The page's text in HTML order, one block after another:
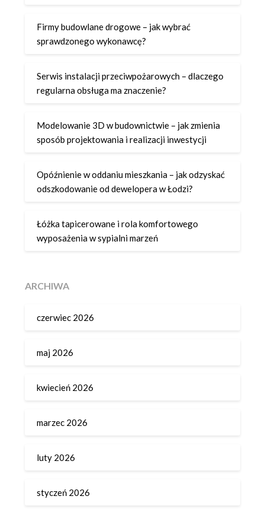
Firmy budowlane drogowe – jak wybrać
sprawdzonego wykonawcę?
Serwis instalacji przeciwpożarowych – dlaczego
regularna obsługa ma znaczenie?
Modelowanie 3D w budownictwie – jak zmienia
sposób projektowania i realizacji inwestycji
Opóźnienie w oddaniu mieszkania – jak odzyskać
odszkodowanie od dewelopera w Łodzi?
Łóżka tapicerowane i rola komfortowego
wyposażenia w sypialni marzeń
ARCHIWA
czerwiec 2026
maj 2026
kwiecień 2026
marzec 2026
luty 2026
styczeń 2026